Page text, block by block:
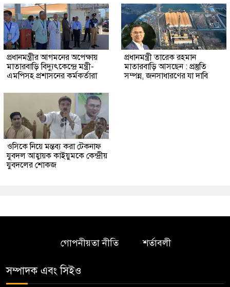
প্রধানমন্ত্রীর আগমনের অপেক্ষায়
মাতারবাড়ি বিদ্যুৎকেন্দ্রে মন্ত্রী-
এমপিসহ প্রশাসনের কর্মকর্তারা
প্রধানমন্ত্রী তারেক রহমান
মাতারবাড়ি আসছেন : প্রস্তুতি
সম্পন্ন, জনসাধারণের যা দাবি
ওসিকে নিয়ে মন্তব্য করা টেকনাফ
যুবদল আহ্বায়ক কাইয়ুমকে কেন্দ্রীয়
যুবদলের শোকজ
গোপনীয়তা নীতি শর্তাবলী
সম্পাদক এবং সিইও